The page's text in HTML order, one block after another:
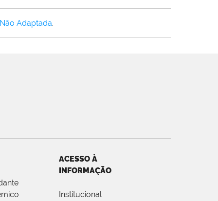
Adaptada.
ACESSO À
INFORMAÇÃO
Institucional